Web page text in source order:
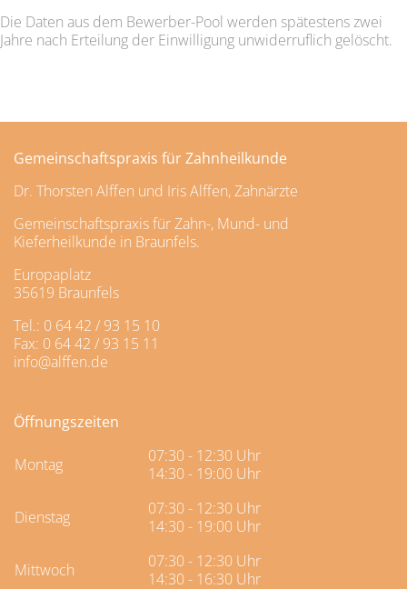
Die Daten aus dem Bewerber-Pool werden spätestens zwei
Jahre nach Erteilung der Einwilligung unwiderruflich gelöscht.
Gemeinschaftspraxis für Zahnheilkunde
Dr. Thorsten Alffen und Iris Alffen, Zahnärzte
Gemeinschaftspraxis für Zahn-, Mund- und
Kieferheilkunde in Braunfels.
Europaplatz
35619 Braunfels
Tel.: 0 64 42 / 93 15 10
Fax: 0 64 42 / 93 15 11
info@alffen.de
Öffnungszeiten
Montag
07:30 - 12:30 Uhr
14:30 - 19:00 Uhr
Dienstag
07:30 - 12:30 Uhr
14:30 - 19:00 Uhr
Mittwoch
07:30 - 12:30 Uhr
14:30 - 16:30 Uhr